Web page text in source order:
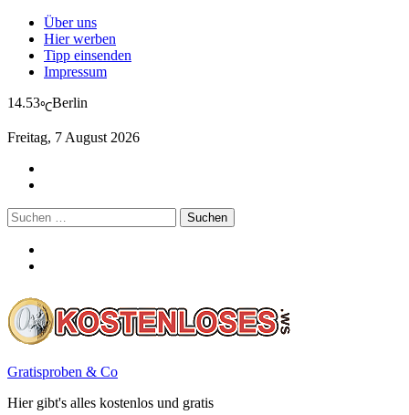
Über uns
Hier werben
Tipp einsenden
Impressum
14.53℃Berlin
Freitag, 7 August 2026
Suchen
nach:
Gratisproben & Co
Hier gibt's alles kostenlos und gratis